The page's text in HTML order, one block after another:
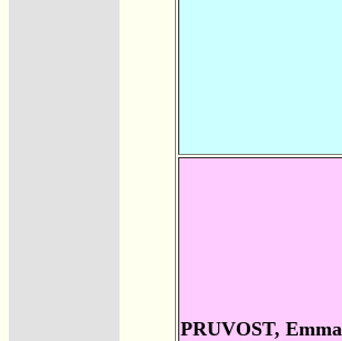
PRUVOST, Emma